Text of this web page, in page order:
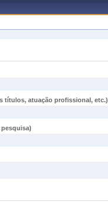
títulos, atuação profissional, etc.)